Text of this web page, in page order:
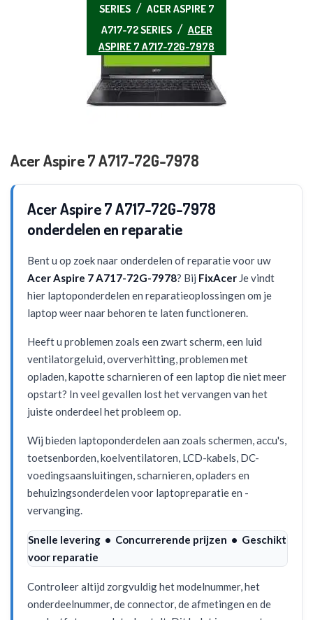
SERIES
ACER ASPIRE 7
A717-72 SERIES
ACER
ASPIRE 7 A717-72G-7978
Acer Aspire 7 A717-72G-7978
Acer Aspire 7 A717-72G-7978
onderdelen en reparatie
Bent u op zoek naar onderdelen of reparatie voor uw
Acer Aspire 7 A717-72G-7978? Bij FixAcer Je vindt
hier laptoponderdelen en reparatieoplossingen om je
laptop weer naar behoren te laten functioneren.
Heeft u problemen zoals een zwart scherm, een luid
ventilatorgeluid, oververhitting, problemen met
opladen, kapotte scharnieren of een laptop die niet meer
opstart? In veel gevallen lost het vervangen van het
juiste onderdeel het probleem op.
Wij bieden laptoponderdelen aan zoals schermen, accu's,
toetsenborden, koelventilatoren, LCD-kabels, DC-
voedingsaansluitingen, scharnieren, opladers en
behuizingsonderdelen voor laptopreparatie en -
vervanging.
Snelle levering • Concurrerende prijzen • Geschikt
voor reparatie
Controleer altijd zorgvuldig het modelnummer, het
onderdeelnummer, de connector, de afmetingen en de